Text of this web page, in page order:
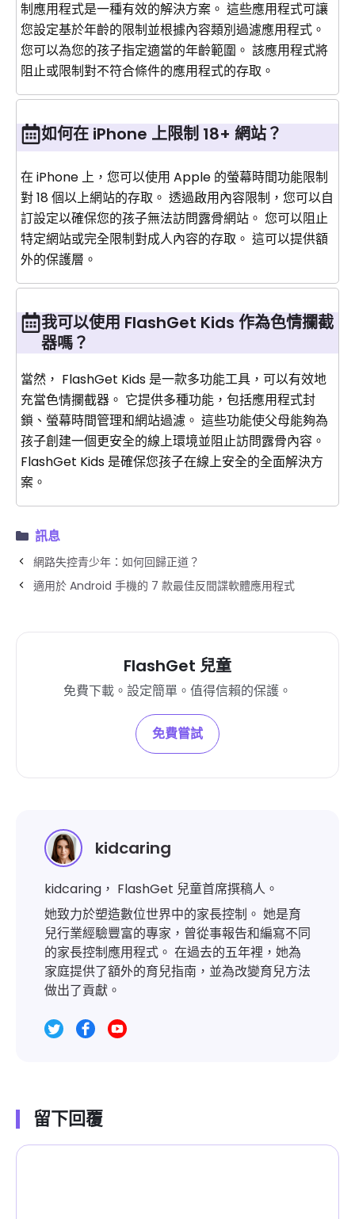
制應用程式是一種有效的解決方案。 這些應用程式可讓
您設定基於年齡的限制並根據內容類別過濾應用程式。
您可以為您的孩子指定適當的年齡範圍。 該應用程式將
阻止或限制對不符合條件的應用程式的存取。
如何在 iPhone 上限制 18+ 網站？
在 iPhone 上，您可以使用 Apple 的螢幕時間功能限制
對 18 個以上網站的存取。 透過啟用內容限制，您可以自
訂設定以確保您的孩子無法訪問露骨網站。 您可以阻止
特定網站或完全限制對成人內容的存取。 這可以提供額
外的保護層。
我可以使用 FlashGet Kids 作為色情攔截
器嗎？
當然， FlashGet Kids 是一款多功能工具，可以有效地
充當色情攔截器。 它提供多種功能，包括應用程式封
鎖、螢幕時間管理和網站過濾。 這些功能使父母能夠為
孩子創建一個更安全的線上環境並阻止訪問露骨內容。
FlashGet Kids 是確保您孩子在線上安全的全面解決方
案。
訊息
網路失控青少年：如何回歸正道？
適用於 Android 手機的 7 款最佳反間諜軟體應用程式
FlashGet 兒童
免費下載。設定簡單。值得信賴的保護。
免費嘗試
kidcaring
kidcaring， FlashGet 兒童首席撰稿人。
她致力於塑造數位世界中的家長控制。 她是育
兒行業經驗豐富的專家，曾從事報告和編寫不同
的家長控制應用程式。 在過去的五年裡，她為
家庭提供了額外的育兒指南，並為改變育兒方法
做出了貢獻。
留下回覆